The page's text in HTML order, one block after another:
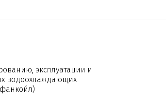
эксплуатации и
водоохлаждающих